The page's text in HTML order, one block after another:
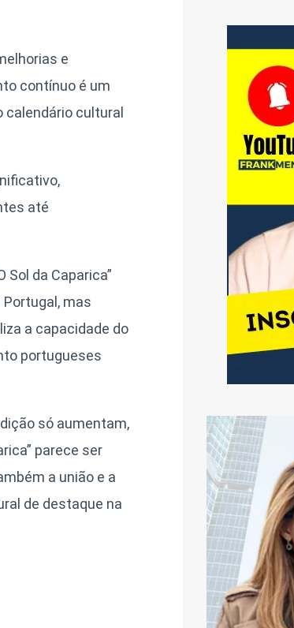
e
contínuo é um
cultural
até
da Caparica”
mas
a capacidade do
portugueses
só aumentam,
parece ser
a união e a
de destaque na